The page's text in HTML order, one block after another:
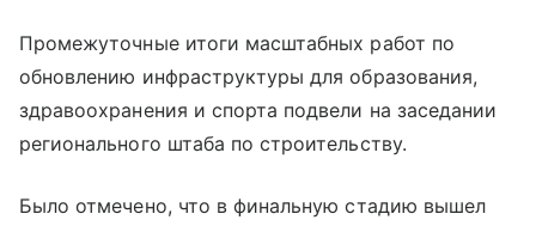
Промежуточные итоги масштабных работ по
обновлению инфраструктуры для образования,
здравоохранения и спорта подвели на заседании
регионального штаба по строительству.
Было отмечено, что в финальную стадию вышел